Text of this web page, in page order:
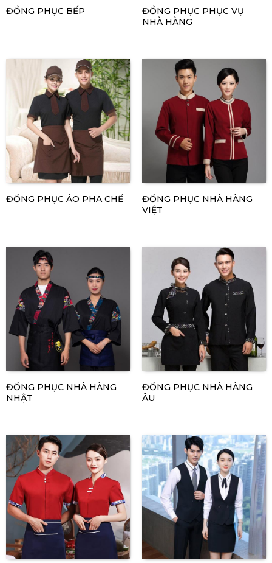
ĐỒNG PHỤC BẾP
ĐỒNG PHỤC PHỤC VỤ
NHÀ HÀNG
ĐỒNG PHỤC ÁO PHA CHẾ
ĐỒNG PHỤC NHÀ HÀNG
VIỆT
ĐỒNG PHỤC NHÀ HÀNG
NHẬT
ĐỒNG PHỤC NHÀ HÀNG
ÂU